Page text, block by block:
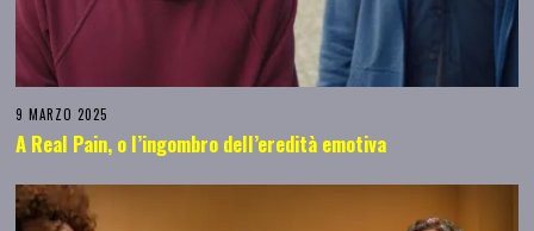
9 MARZO 2025
A Real Pain, o l’ingombro dell’eredità emotiva